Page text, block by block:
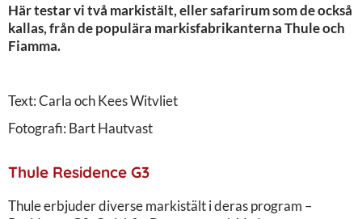
Här testar vi två markistält, eller safarirum som de också
kallas, från de populära markisfabrikanterna Thule och
Fiamma.
Text: Carla och Kees Witvliet
Fotografi: Bart Hautvast
Thule Residence G3
Thule erbjuder diverse markistält i deras program –